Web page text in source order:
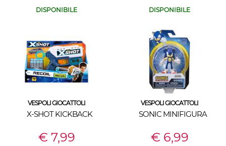
DISPONIBILE DISPONIBILE
VESPOLI GIOCATTOLI
X-SHOT KICKBACK
€ 7,99
VESPOLI GIOCATTOLI
SONIC MINIFIGURA
€ 6,99